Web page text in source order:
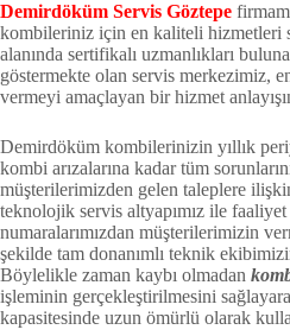
Demirdöküm Servis Göztepe
kombileriniz için en kaliteli hizmetleri
alanında sertifikalı uzmanlıkları
göstermekte olan servis merkezimiz,
vermeyi amaçlayan bir hizmet
Demirdöküm kombilerinizin yıllık
kombi arızalarına kadar tüm
müşterilerimizden gelen taleplere
teknolojik servis altyapımız ile
numaralarımızdan müşterilerimizin
şekilde tam donanımlı teknik
Böylelikle zaman kaybı olmadan
işleminin gerçekleştirilmesini
kapasitesinde uzun ömürlü olarak